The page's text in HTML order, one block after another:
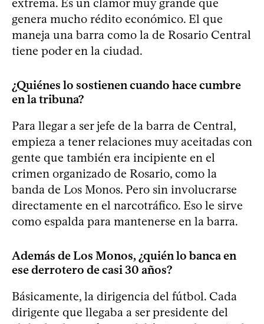
genera mucho rédito económico. El que
maneja una barra como la de Rosario Central
tiene poder en la ciudad.
¿Quiénes lo sostienen cuando hace cumbre
en la tribuna?
Para llegar a ser jefe de la barra de Central,
empieza a tener relaciones muy aceitadas con
gente que también era incipiente en el
crimen organizado de Rosario, como la
banda de Los Monos. Pero sin involucrarse
directamente en el narcotráfico. Eso le sirve
como espalda para mantenerse en la barra.
Además de Los Monos, ¿quién lo banca en
ese derrotero de casi 30 años?
Básicamente, la dirigencia del fútbol. Cada
dirigente que llegaba a ser presidente del